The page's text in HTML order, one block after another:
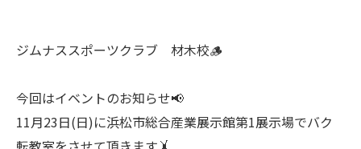
ジムナススポーツクラブ 材木校🪵
今回はイベントのお知らせ📢
11月23日(日)に浜松市総合産業展示館第1展示場でバク